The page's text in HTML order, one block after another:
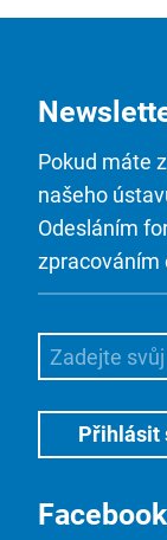
Pokud máte
našeho
Odesláním
zpracováním
Facebook